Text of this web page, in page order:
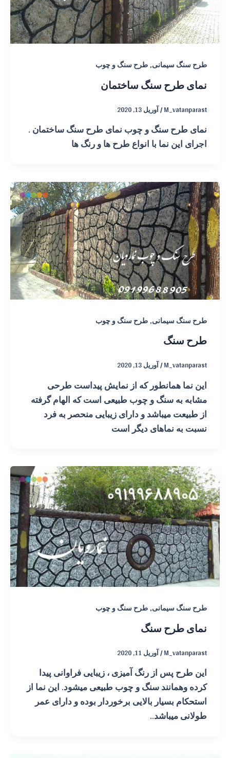
طرح سنگ سیمانی,طرح سنگ و چوب
نمای طرح سنگ ساختمان
M_vatanparast
/آوریل 13, 2020
نمای طرح سنگ و چوب نمای طرح سنگ ساختمان .
اجرای این نما با انواع طرح ها و رنگ ها
طرح سنگ سیمانی,طرح سنگ و چوب
طرح سنگ
M_vatanparast
/آوریل 13, 2020
این نما همانطور که از نمایش پیداست طرحی
مشابه به سنگ و چوب طبیعی است که الهام گرفته
از طبیعت میباشد و دارای زیبایی منحصر به فرد
نسبت به نماهای دیگر است
طرح سنگ سیمانی,طرح سنگ و چوب
نمای طرح سنگ
M_vatanparast
/آوریل 11, 2020
این طرح پس از رنگ آمیزی ، زیبایی فراوانی پیدا
کرده وهمانند سنگ و چوب طبیعی میشود. این نما از
استحکام بسیار بالایی برخوردار بوده و دارای عمر
طولانی میباشد..